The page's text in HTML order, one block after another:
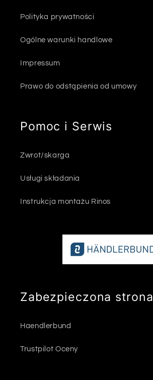
Polityka prywatności
Ogólne warunki handlowe
Impressum
Prawo do odstąpienia od umowy
Pomoc i Serwis
Zwrot/skarga
Usługi składania
Instrukcja montażu Rinos
Zabezpieczona strona
Haendlerbund
Trustpilot Oceny